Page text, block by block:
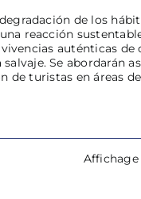
de los
reacción
auténticas de
Se abordarán
turistas en áreas
Affichage